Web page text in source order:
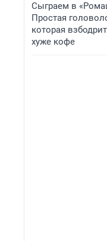
Сыграем в
Простая
которая
хуже кофе